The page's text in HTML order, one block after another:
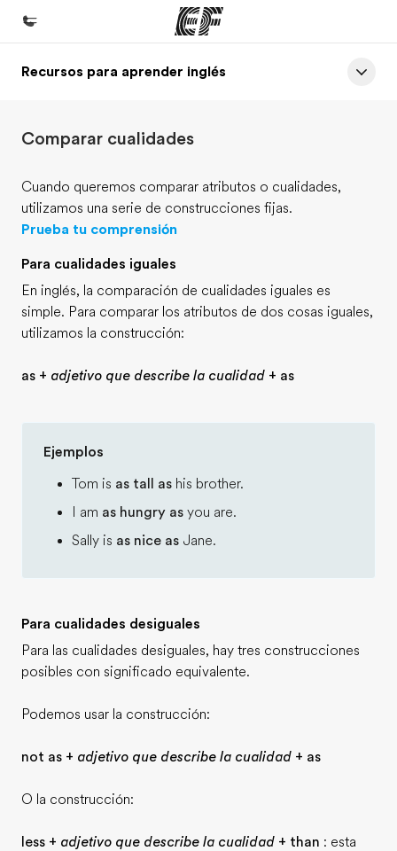
Inicio
Programas
Oficinas
Quiénes somos
Trabajos
Únete al equipo
Recursos para aprender inglés
Comparar cualidades
Cuando queremos comparar atributos o cualidades,
utilizamos una serie de construcciones fijas.
Prueba tu comprensión
Para cualidades iguales
En inglés, la comparación de cualidades iguales es
simple. Para comparar los atributos de dos cosas iguales,
utilizamos la construcción:
as + adjetivo que describe la cualidad + as
Ejemplos
Tom is as tall as his brother.
I am as hungry as you are.
Sally is as nice as Jane.
Para cualidades desiguales
Para las cualidades desiguales, hay tres construcciones
posibles con significado equivalente.
Podemos usar la construcción:
not as + adjetivo que describe la cualidad + as
O la construcción:
less + adjetivo que describe la cualidad + than : esta